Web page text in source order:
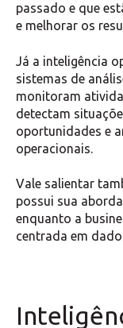
passado e que
e melhorar os
Já a inteligência
sistemas de
monitoram
detectam
oportunidades e
operacionais.
Vale salientar
possui sua
enquanto a
centrada em